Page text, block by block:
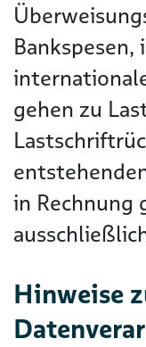
Bankspesen,
gehen zu
in Rechnung
Hinweise